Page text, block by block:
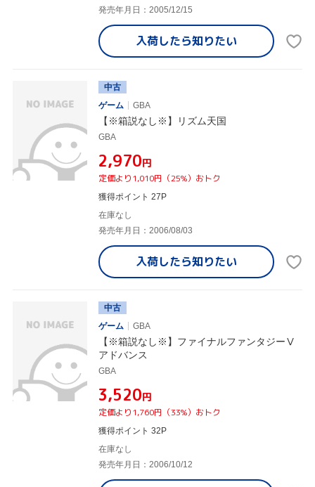
発売年月日：2005/12/15
入荷したら知りたい
中古
ゲーム
GBA
【※箱説なし※】リズム天国
GBA
¥2,970円
定価より1,010円（25%）おトク
獲得ポイント 27P
在庫なし
発売年月日：2006/08/03
入荷したら知りたい
中古
ゲーム
GBA
【※箱説なし※】ファイナルファンタジーⅤ
アドバンス
GBA
¥3,520円
定価より1,760円（33%）おトク
獲得ポイント 32P
在庫なし
発売年月日：2006/10/12